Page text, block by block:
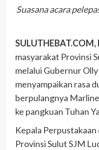
Suasana acara
masyarakat Provinsi
melalui Gubernur
menyampaikan rasa
berpulangnya
ke pangkuan Tuhan
Kepala
Provinsi Sulut SJM